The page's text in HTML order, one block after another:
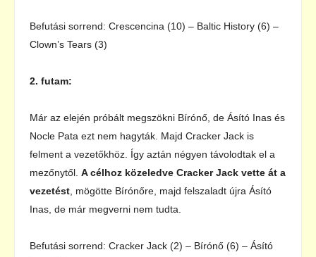
Befutási sorrend: Crescencina (10) – Baltic History (6) –
Clown’s Tears (3)
2. futam:
Már az elején próbált megszökni Bírónő, de Ásító Inas és
Nocle Pata ezt nem hagyták. Majd Cracker Jack is
felment a vezetőkhöz. Így aztán négyen távolodtak el a
mezőnytől. A célhoz közeledve Cracker Jack vette át a
vezetést , mögötte Bírónőre, majd felszaladt újra Ásító
Inas, de már megverni nem tudta.
Befutási sorrend: Cracker Jack (2) – Bírónő (6) – Ásító